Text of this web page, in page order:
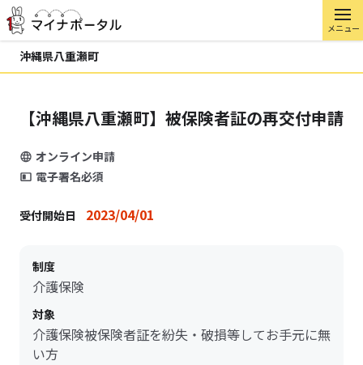
メニュー
沖縄県八重瀬町
【沖縄県八重瀬町】被保険者証の再交付申請
オンライン申請
電子署名必須
受付開始日 2023/04/01
制度
介護保険
対象
介護保険被保険者証を紛失・破損等してお手元に無
い方